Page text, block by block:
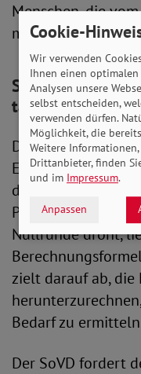
Menschen, die
müssen.
SoVD:
tatsächlichen
Die SoVD-
Engelmeier stellt
der Krise und auf
Preisen für Dinge
Nullrunde droht,
zielt darauf ab, die
Bedarf zu
Der SoVD fordert
Cookie-
Wir verwenden
Ihnen einen
Analysen unsere
selbst entscheiden,
verwenden dürfen.
Möglichkeit, die
Weitere
Drittanbieter, finden
und im Impressum.
Anpassen